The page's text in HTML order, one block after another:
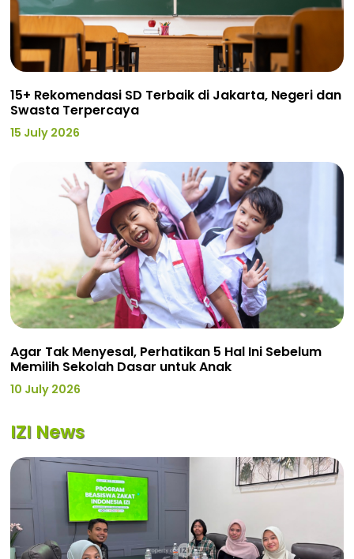
15+ Rekomendasi SD Terbaik di Jakarta, Negeri dan
Swasta Terpercaya
15 July 2026
Agar Tak Menyesal, Perhatikan 5 Hal Ini Sebelum
Memilih Sekolah Dasar untuk Anak
10 July 2026
IZI News